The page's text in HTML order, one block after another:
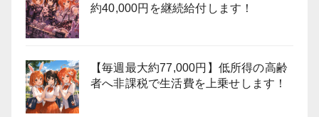
約40,000円を継続給付します！
【毎週最大約77,000円】低所得の高齢
者へ非課税で生活費を上乗せします！